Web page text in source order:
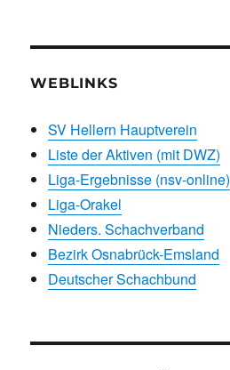
WEBLINKS
SV Hellern Hauptverein
Liste der Aktiven (mit DWZ)
Liga-Ergebnisse (nsv-online)
Liga-Orakel
Nieders. Schachverband
Bezirk Osnabrück-Emsland
Deutscher Schachbund